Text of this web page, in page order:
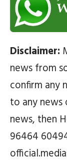
Disclaimer:
news from
confirm any
to any news
news, then
96464